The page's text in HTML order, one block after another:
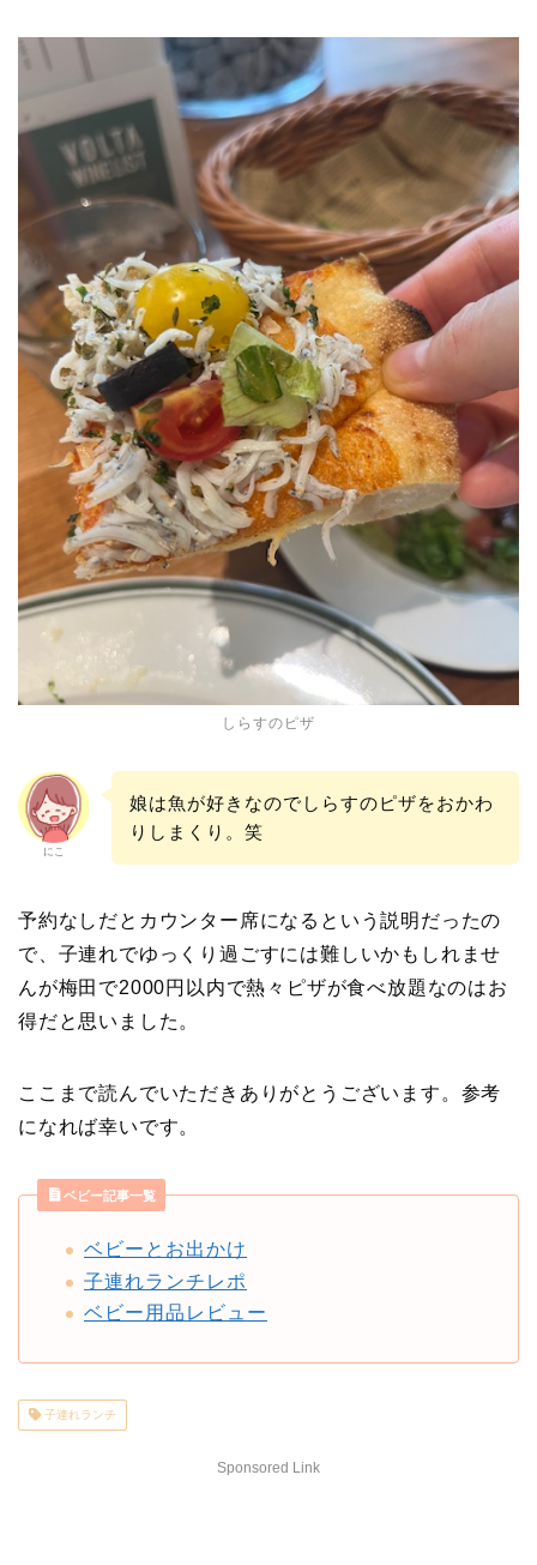
しらすのピザ
にこ
娘は魚が好きなのでしらすのピザをおかわ
りしまくり。笑
予約なしだとカウンター席になるという説明だったの
で、子連れでゆっくり過ごすには難しいかもしれませ
んが梅田で2000円以内で熱々ピザが食べ放題なのはお
得だと思いました。
ここまで読んでいただきありがとうございます。参考
になれば幸いです。
ベビー記事一覧
ベビーとお出かけ
子連れランチレポ
ベビー用品レビュー
子連れランチ
Sponsored Link